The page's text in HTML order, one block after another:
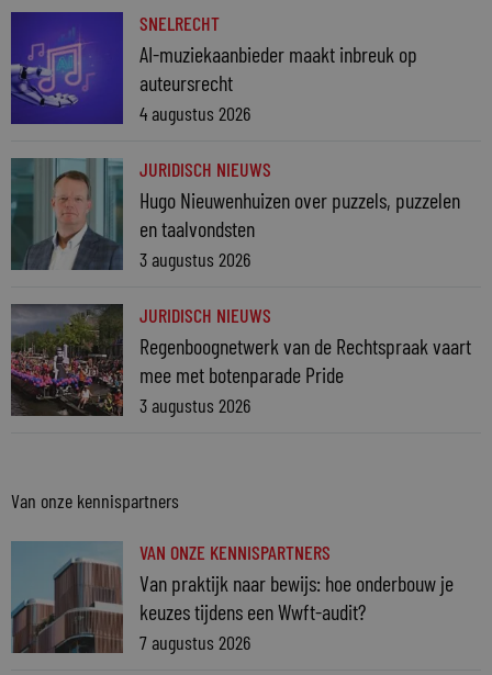
SNELRECHT
AI-muziekaanbieder maakt inbreuk op
auteursrecht
4 augustus 2026
JURIDISCH NIEUWS
Hugo Nieuwenhuizen over puzzels, puzzelen
en taalvondsten
3 augustus 2026
JURIDISCH NIEUWS
Regenboognetwerk van de Rechtspraak vaart
mee met botenparade Pride
3 augustus 2026
Van onze kennispartners
VAN ONZE KENNISPARTNERS
Van praktijk naar bewijs: hoe onderbouw je
keuzes tijdens een Wwft-audit?
7 augustus 2026